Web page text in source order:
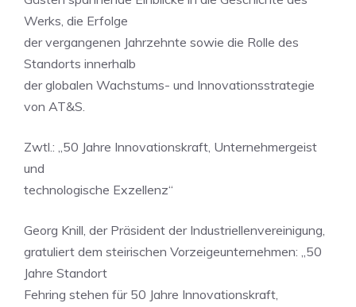
Werks, die Erfolge
der vergangenen Jahrzehnte sowie die Rolle des
Standorts innerhalb
der globalen Wachstums- und Innovationsstrategie
von AT&S.
Zwtl.: „50 Jahre Innovationskraft, Unternehmergeist
und
technologische Exzellenz“
Georg Knill, der Präsident der Industriellenvereinigung,
gratuliert dem steirischen Vorzeigeunternehmen: „50
Jahre Standort
Fehring stehen für 50 Jahre Innovationskraft,